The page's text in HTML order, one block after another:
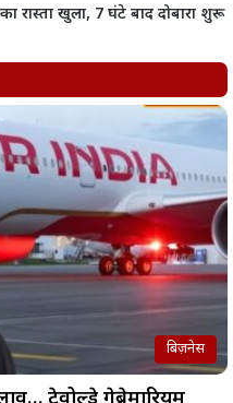
रास्ता खुला, 7 घंटे बाद दोबारा शुरू
बिज़नेस